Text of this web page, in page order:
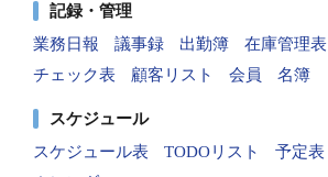
記録・管理
業務日報
議事録 出勤簿 在庫管理表
チェック表
顧客リスト 会員 名簿
スケジュール
スケジュール表
TODOリスト 予定表